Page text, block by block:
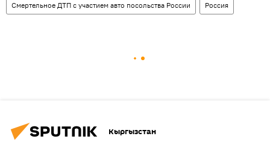
Смертельное ДТП с участием авто посольства России Россия
Кыргызстан